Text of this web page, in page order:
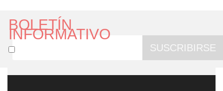
BOLETÍN
INFORMATIVO
SUSCRIBIRSE